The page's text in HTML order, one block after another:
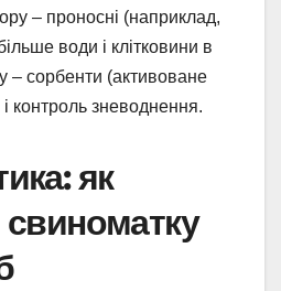
– проносні (наприклад,
води і клітковини в
– сорбенти (активоване
і контроль зневоднення.
як
свиноматку